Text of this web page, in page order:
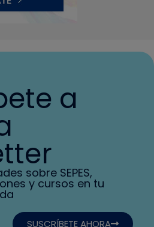
a
sobre SEPES,
y cursos en tu
SUSCRÍBETE AHORA